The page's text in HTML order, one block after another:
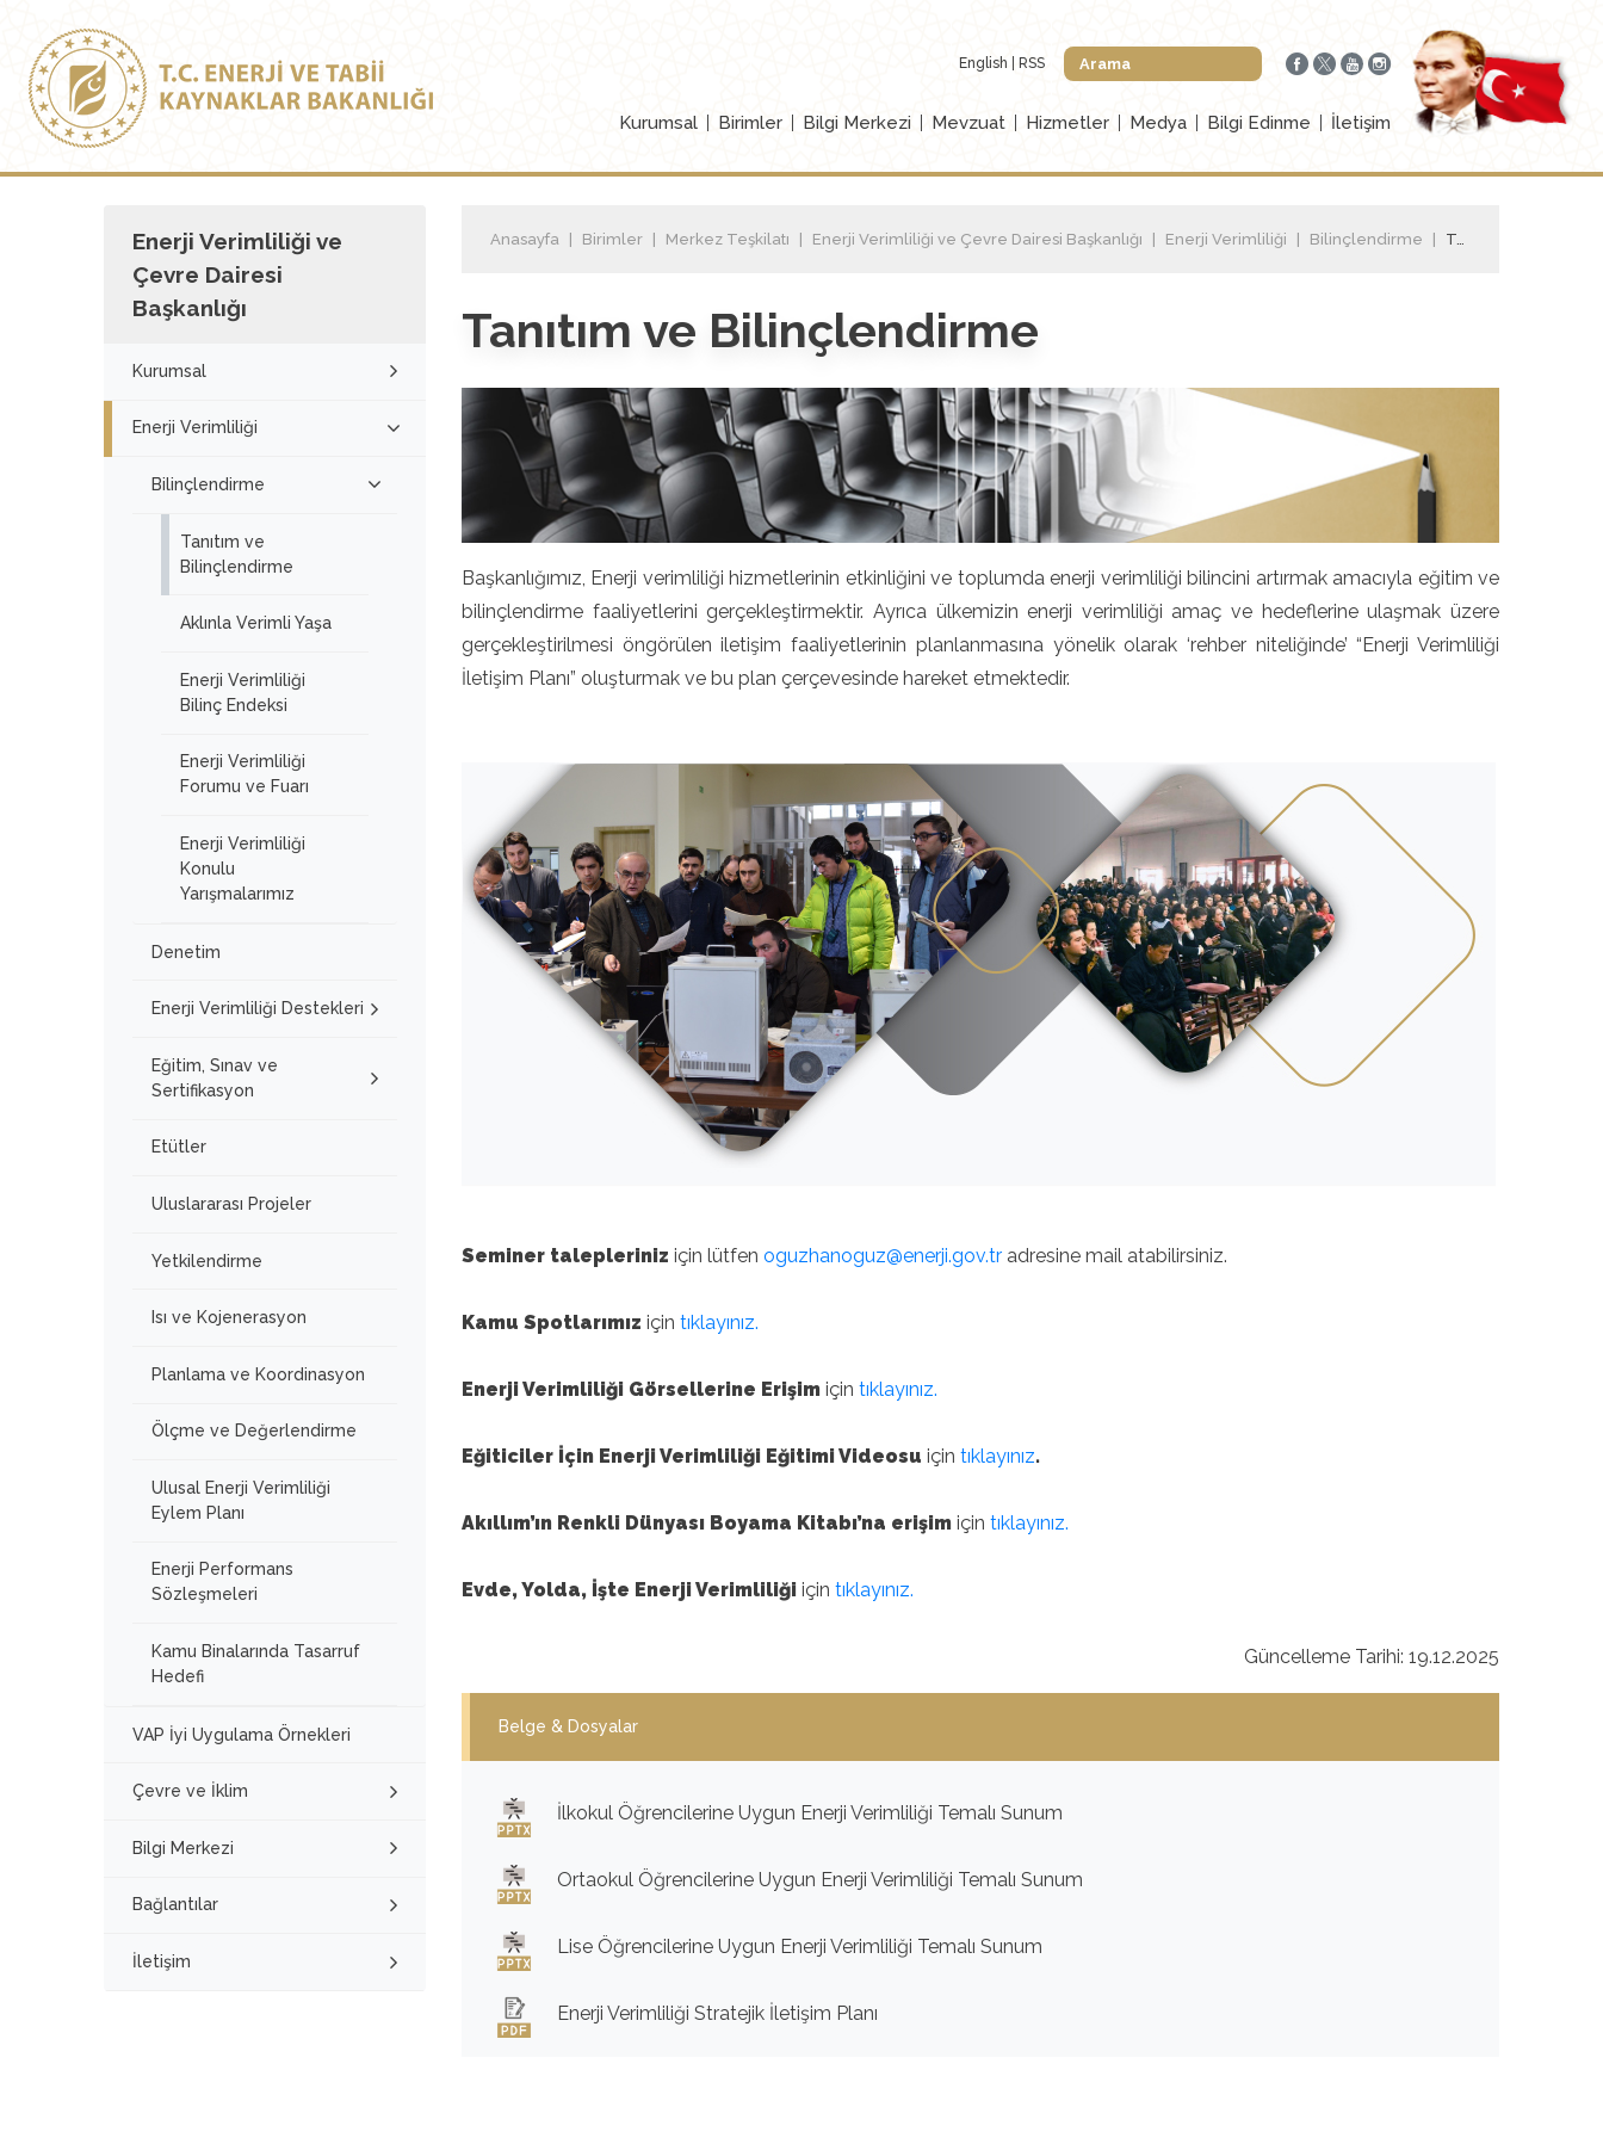
English RSS
Kurumsal Birimler Bilgi Merkezi Mevzuat Hizmetler Medya Bilgi Edinme İletişim
Enerji Verimliliği ve
Çevre Dairesi
Başkanlığı
Kurumsal
Enerji Verimliliği
Bilinçlendirme
Tanıtım ve
Bilinçlendirme
Aklınla Verimli Yaşa
Enerji Verimliliği
Bilinç Endeksi
Enerji Verimliliği
Forumu ve Fuarı
Enerji Verimliliği
Konulu
Yarışmalarımız
Denetim
Enerji Verimliliği Destekleri
Eğitim, Sınav ve
Sertifikasyon
Etütler
Uluslararası Projeler
Yetkilendirme
Isı ve Kojenerasyon
Planlama ve Koordinasyon
Ölçme ve Değerlendirme
Ulusal Enerji Verimliliği
Eylem Planı
Enerji Performans
Sözleşmeleri
Kamu Binalarında Tasarruf
Hedefi
VAP İyi Uygulama Örnekleri
Çevre ve İklim
Bilgi Merkezi
Bağlantılar
İletişim
Anasayfa Birimler Merkez Teşkilatı Enerji Verimliliği ve Çevre Dairesi Başkanlığı Enerji Verimliliği Bilinçlendirme Tanıtım ve Bilinçlendirme
Tanıtım ve Bilinçlendirme
Başkanlığımız, Enerji verimliliği hizmetlerinin etkinliğini ve toplumda enerji verimliliği bilincini artırmak amacıyla eğitim ve
bilinçlendirme faaliyetlerini gerçekleştirmektir. Ayrıca ülkemizin enerji verimliliği amaç ve hedeflerine ulaşmak üzere
gerçekleştirilmesi öngörülen iletişim faaliyetlerinin planlanmasına yönelik olarak ‘rehber niteliğinde’ “Enerji Verimliliği
İletişim Planı” oluşturmak ve bu plan çerçevesinde hareket etmektedir.
Seminer talepleriniz için lütfen oguzhanoguz@enerji.gov.tr adresine mail atabilirsiniz.
Kamu Spotlarımız için tıklayınız.
Enerji Verimliliği Görsellerine Erişim için tıklayınız.
Eğiticiler İçin Enerji Verimliliği Eğitimi Videosu için tıklayınız.
Akıllım’ın Renkli Dünyası Boyama Kitabı’na erişim için tıklayınız.
Evde, Yolda, İşte Enerji Verimliliği için tıklayınız.
Güncelleme Tarihi: 19.12.2025
Belge & Dosyalar
İlkokul Öğrencilerine Uygun Enerji Verimliliği Temalı Sunum
Ortaokul Öğrencilerine Uygun Enerji Verimliliği Temalı Sunum
Lise Öğrencilerine Uygun Enerji Verimliliği Temalı Sunum
Enerji Verimliliği Stratejik İletişim Planı